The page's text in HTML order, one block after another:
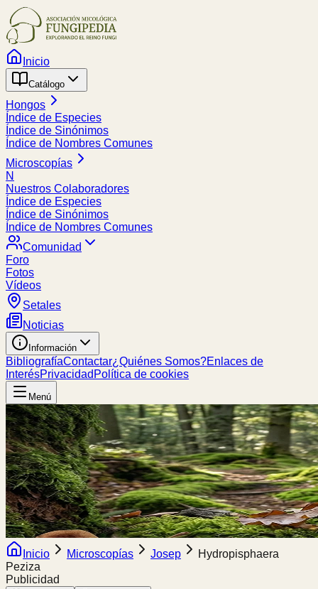
Inicio
Catálogo
Hongos
Índice de Especies
Índice de Sinónimos
Índice de Nombres Comunes
Microscopías
N
Nuestros Colaboradores
Índice de Especies
Índice de Sinónimos
Índice de Nombres Comunes
Comunidad
Foro
Fotos
Vídeos
Setales
Noticias
Información
BibliografíaContactar¿Quiénes Somos?Enlaces de
InterésPrivacidad Política de cookies
Menú
Inicio Microscopías Josep
Hydropisphaera
Peziza
Publicidad